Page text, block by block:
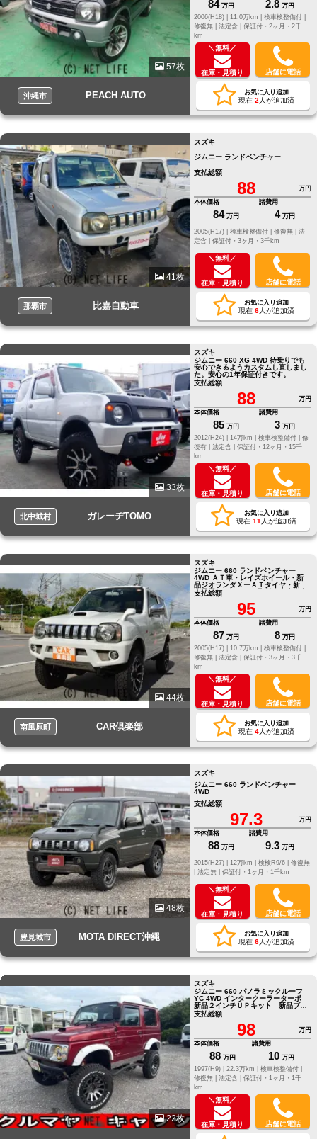
57枚
沖縄市 PEACH AUTO
84 万円 2.8 万円
2006(H18) |
11.0万km |
検車検整備付 |
修復無 | 法定含 | 保証付・2ヶ月・2千
km
＼無料／
在庫・見積り 店舗に電話
お気に入り追加
現在 2 人が追加済
41枚
那覇市 比嘉自動車
スズキ
ジムニー ランドベンチャー
支払総額
88
万円
本体価格
84 万円
諸費用
4 万円
修復無 | 法
定含 | 保証付・3ヶ月・3千km
＼無料／
在庫・見積り 店舗に電話
お気に入り追加
現在 6人が追加済
33枚
北中城村 ガレーヂTOMO
スズキ
ジムニー 660 XG 4WD 待乗りでも
安心できるようカスタムし直しまし
た。安心の1年保証付きです。
支払総額
88
万円
本体価格
85 万円
諸費用
3 万円
2012(H24) |
14万km | 検車検整備付 | 修
復有 | 法定含 | 保証付・12ヶ月・15千
km
＼無料／
在庫・見積り 店舗に電話
お気に入り追加
現在 11 人が追加済
44枚
南風原町 CAR倶楽部
スズキ
ジムニー 660 ランドベンチャー
4WD ＡＴ車・レイズホイール・新
品ジオランダＸーＡＴタイヤ・新品
高品質シートカバー取付・本土中古
車
支払総額
95
万円
本体価格
87 万円
諸費用
8 万円
2005(H17) |
10.7万km |
検車検整備付 |
修復無 | 法定含 | 保証付・3ヶ月・3千
km
＼無料／
在庫・見積り 店舗に電話
お気に入り追加
現在 4人が追加済
48枚
豊見城市 MOTA DIRECT沖縄
スズキ
ジムニー 660 ランドベンチャー
4WD
支払総額
97.3
万円
本体価格
88 万円
諸費用
9.3 万円
修復無
法定無 | 保証付・1ヶ月・1千km
＼無料／
在庫・見積り 店舗に電話
お気に入り追加
現在 6人が追加済
22枚
スズキ
ジムニー 660 パノラミックルーフ
YC 4WD インタークーラーターボ
新品２インチＵＰキット 新品ブリ
ッドセミバケ 新品１６インチタイ
ヤアルミセッ
支払総額
98
万円
本体価格
88 万円
諸費用
10 万円
1997(H9) |
22.3万km |
検車検整備付 |
修復無 | 法定含 | 保証付・1ヶ月・1千
km
＼無料／
在庫・見積り 店舗に電話